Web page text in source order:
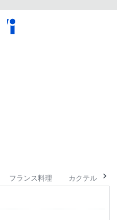
フランス料理 カクテル